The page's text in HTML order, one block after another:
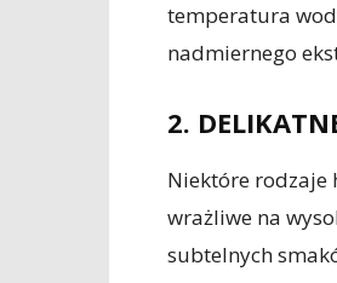
temperatura
nadmiernego
2.
Niektóre rodzaje
wrażliwe na
subtelnych